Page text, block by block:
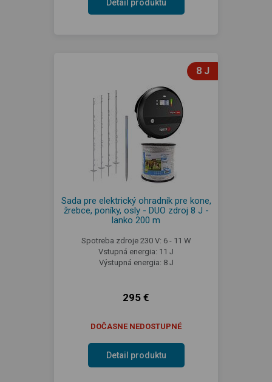
Detail produktu
8 J
Sada pre elektrický ohradník pre kone,
žrebce, poníky, osly - DUO zdroj 8 J -
lanko 200 m
Spotreba zdroje 230 V: 6 - 11 W
Vstupná energia: 11 J
Výstupná energia: 8 J
295 €
DOČASNE NEDOSTUPNÉ
Detail produktu